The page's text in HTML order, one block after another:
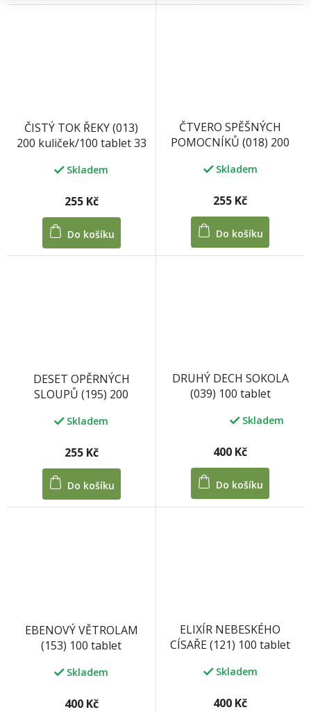
ČISTÝ TOK ŘEKY (013)
200 kuliček/100 tablet 33
Skladem
255 Kč
Do košíku
ČTVERO SPĚŠNÝCH
POMOCNÍKŮ (018) 200
Skladem
255 Kč
Do košíku
DESET OPĚRNÝCH
SLOUPŮ (195) 200
Skladem
255 Kč
Do košíku
DRUHÝ DECH SOKOLA
(039) 100 tablet
Skladem
400 Kč
Do košíku
EBENOVÝ VĚTROLAM
(153) 100 tablet
Skladem
400 Kč
ELIXÍR NEBESKÉHO
CÍSAŘE (121) 100 tablet
Skladem
400 Kč